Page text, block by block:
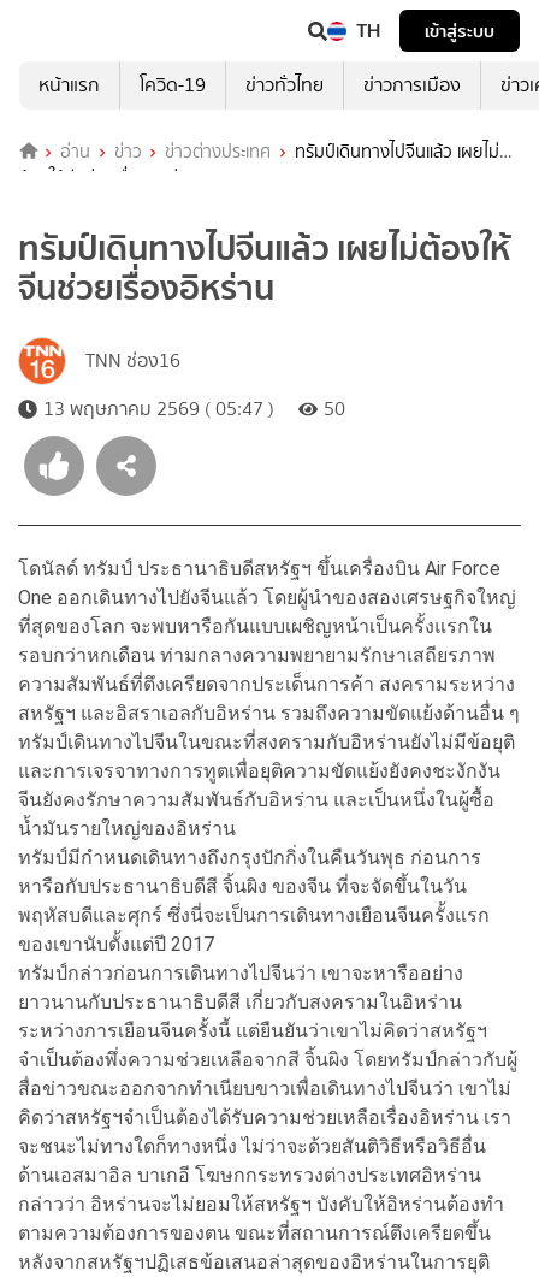
TH
เข้าสู่ระบบ
หน้าแรก
โควิด-19 ข่าวทั่วไทย ข่าวการเมือง ข่าว
อ่าน ข่าว ข่าวต่างประเทศ
ทรัมป์เดินทางไปจีนแล้ว เผยไม่
ต้องให้จีนช่วยเรื่องอิหร่าน
ทรัมป์เดินทางไปจีนแล้ว เผยไม่ต้องให้
จีนช่วยเรื่องอิหร่าน
TNN ช่อง16
13 พฤษภาคม 2569 ( 05:47 )
50
โดนัลด์ ทรัมป์ ประธานาธิบดีสหรัฐฯ ขึ้นเครื่องบิน Air Force
One ออกเดินทางไปยังจีนแล้ว โดยผู้นำของสองเศรษฐกิจใหญ่
ที่สุดของโลก จะพบหารือกันแบบเผชิญหน้าเป็นครั้งแรกใน
รอบกว่าหกเดือน ท่ามกลางความพยายามรักษาเสถียรภาพ
ความสัมพันธ์ที่ตึงเครียดจากประเด็นการค้า สงครามระหว่าง
สหรัฐฯ และอิสราเอลกับอิหร่าน รวมถึงความขัดแย้งด้านอื่น ๆ
ทรัมป์เดินทางไปจีนในขณะที่สงครามกับอิหร่านยังไม่มีข้อยุติ
และการเจรจาทางการทูตเพื่อยุติความขัดแย้งยังคงชะงักงัน
จีนยังคงรักษาความสัมพันธ์กับอิหร่าน และเป็นหนึ่งในผู้ซื้อ
น้ำมันรายใหญ่ของอิหร่าน
ทรัมป์มีกำหนดเดินทางถึงกรุงปักกิ่งในคืนวันพุธ ก่อนการ
หารือกับประธานาธิบดีสี จิ้นผิง ของจีน ที่จะจัดขึ้นในวัน
พฤหัสบดีและศุกร์ ซึ่งนี่จะเป็นการเดินทางเยือนจีนครั้งแรก
ของเขานับตั้งแต่ปี 2017
ทรัมป์กล่าวก่อนการเดินทางไปจีนว่า เขาจะหารืออย่าง
ยาวนานกับประธานาธิบดีสี เกี่ยวกับสงครามในอิหร่าน
ระหว่างการเยือนจีนครั้งนี้ แต่ยืนยันว่าเขาไม่คิดว่าสหรัฐฯ
จำเป็นต้องพึ่งความช่วยเหลือจากสี จิ้นผิง โดยทรัมป์กล่าวกับผู้
สื่อข่าวขณะออกจากทำเนียบขาวเพื่อเดินทางไปจีนว่า เขาไม่
คิดว่าสหรัฐฯจำเป็นต้องได้รับความช่วยเหลือเรื่องอิหร่าน เรา
จะชนะไม่ทางใดก็ทางหนึ่ง ไม่ว่าจะด้วยสันติวิธีหรือวิธีอื่น
ด้านเอสมาอิล บาเกอี โฆษกกระทรวงต่างประเทศอิหร่าน
กล่าวว่า อิหร่านจะไม่ยอมให้สหรัฐฯ บังคับให้อิหร่านต้องทำ
ตามความต้องการของตน ขณะที่สถานการณ์ตึงเครียดขึ้น
หลังจากสหรัฐฯปฏิเสธข้อเสนอล่าสุดของอิหร่านในการยุติ